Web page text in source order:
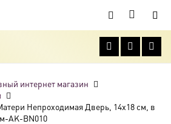
интернет магазин
Непроходимая Дверь, 14х18 см, в
AK-BN010